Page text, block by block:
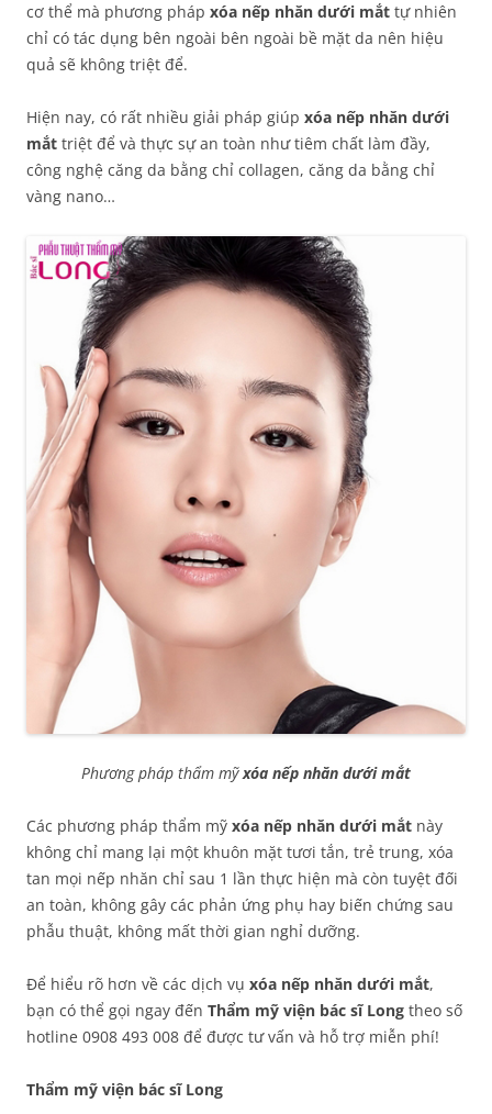
cơ thể mà phương pháp xóa nếp nhăn dưới mắt tự nhiên
chỉ có tác dụng bên ngoài bên ngoài bề mặt da nên hiệu
quả sẽ không triệt để.
Hiện nay, có rất nhiều giải pháp giúp xóa nếp nhăn dưới
mắt triệt để và thực sự an toàn như tiêm chất làm đầy,
công nghệ căng da bằng chỉ collagen, căng da bằng chỉ
vàng nano…
Phương pháp thẩm mỹxóa nếp nhăn dưới mắt
Các phương pháp thẩm mỹ xóa nếp nhăn dưới mắt này
không chỉ mang lại một khuôn mặt tươi tắn, trẻ trung, xóa
tan mọi nếp nhăn chỉ sau 1 lần thực hiện mà còn tuyệt đối
an toàn, không gây các phản ứng phụ hay biến chứng sau
phẫu thuật, không mất thời gian nghỉ dưỡng.
Để hiểu rõ hơn về các dịch vụ xóa nếp nhăn dưới mắt,
bạn có thể gọi ngay đến Thẩm mỹ viện bác sĩ Long theo số
hotline 0908 493 008 để được tư vấn và hỗ trợ miễn phí!
Thẩm mỹ viện bác sĩ Long